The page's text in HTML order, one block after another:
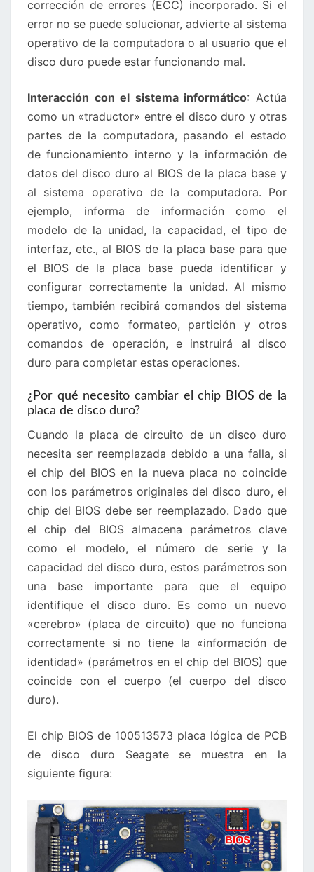
corrección de errores (ECC) incorporado. Si el
error no se puede solucionar, advierte al sistema
operativo de la computadora o al usuario que el
disco duro puede estar funcionando mal.
Interacción con el sistema informático: Actúa
como un «traductor» entre el disco duro y otras
partes de la computadora, pasando el estado
de funcionamiento interno y la información de
datos del disco duro al BIOS de la placa base y
al sistema operativo de la computadora. Por
ejemplo, informa de información como el
modelo de la unidad, la capacidad, el tipo de
interfaz, etc., al BIOS de la placa base para que
el BIOS de la placa base pueda identificar y
configurar correctamente la unidad. Al mismo
tiempo, también recibirá comandos del sistema
operativo, como formateo, partición y otros
comandos de operación, e instruirá al disco
duro para completar estas operaciones.
¿Por qué necesito cambiar el chip BIOS de la
placa de disco duro?
Cuando la placa de circuito de un disco duro
necesita ser reemplazada debido a una falla, si
el chip del BIOS en la nueva placa no coincide
con los parámetros originales del disco duro, el
chip del BIOS debe ser reemplazado. Dado que
el chip del BIOS almacena parámetros clave
como el modelo, el número de serie y la
capacidad del disco duro, estos parámetros son
una base importante para que el equipo
identifique el disco duro. Es como un nuevo
«cerebro» (placa de circuito) que no funciona
correctamente si no tiene la «información de
identidad» (parámetros en el chip del BIOS) que
coincide con el cuerpo (el cuerpo del disco
duro).
El chip BIOS de 100513573 placa lógica de PCB
de disco duro Seagate se muestra en la
siguiente figura: